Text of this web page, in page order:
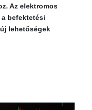
Az elektromos
befektetési
lehetőségek